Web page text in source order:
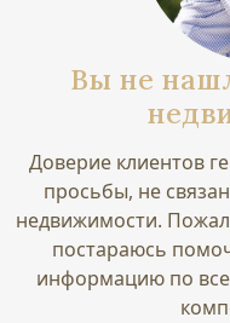
Вы не
Доверие клиентов
просьбы, не
недвижимости.
постараюсь
информацию по